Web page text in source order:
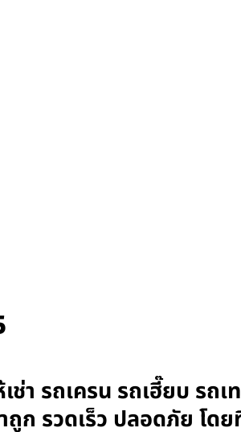
า รถเครน รถเฮี๊ยบ รถเ
ก รวดเร็ว ปลอดภัย โด